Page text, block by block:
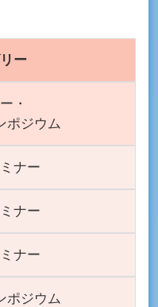
ー
・
ポジウム
ナー
ナー
ナー
ポジウム